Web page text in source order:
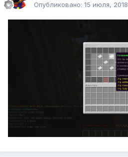
Опубликовано: 15 июля, 2018